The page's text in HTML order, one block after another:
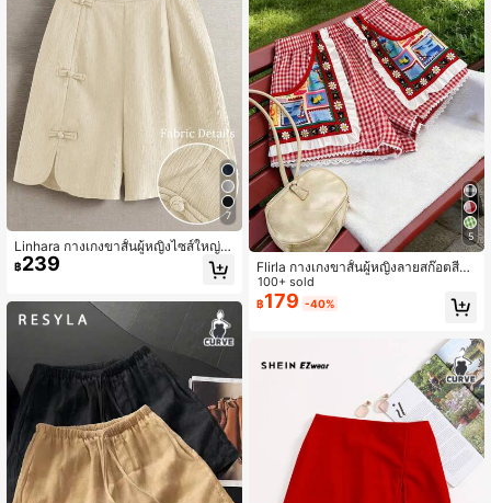
7
Linhara กางเกงขาสั้นผู้หญิงไซส์ใหญ่
สำหรับฤดูร้อน สไตล์ลำลอง ใส่ทำงาน แ
ละใส่ในชีวิตประจำวัน เอวยางยืด ชายเ
฿239
5
Flirla กางเกงขาสั้นผู้หญิงลายสก๊อตสีแ
ดงลายผลไม้หวานปะติด
100+ sold
฿179 -40%